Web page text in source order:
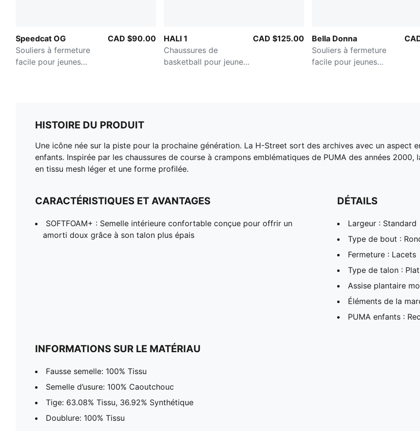
Speedcat OG
Souliers à fermeture
facile pour jeunes
CAD $90.00
HALI 1
Chaussures de
basketball pour jeunes
CAD $125.00
Bella Donna
Souliers à fermeture
facile pour jeunes
HISTOIRE DU PRODUIT
Une icône née sur la piste pour la prochaine génération. La H-Street sort des archives avec un aspect
enfants. Inspirée par les chaussures de course à crampons emblématiques de PUMA des années
en tissu mesh léger et une forme profilée.
CARACTÉRISTIQUES ET AVANTAGES
SOFTFOAM+ : Semelle intérieure confortable conçue pour offrir un
amorti doux grâce à son talon plus épais
DÉTAILS
Largeur : Standard
Type de bout :
Fermeture : Lacets
Type de talon : Plat
Assise plantaire
Éléments de la
PUMA enfants :
INFORMATIONS SUR LE MATÉRIAU
Fausse semelle: 100% Tissu
Semelle d’usure: 100% Caoutchouc
Tige: 63.08% Tissu, 36.92% Synthétique
Doublure: 100% Tissu